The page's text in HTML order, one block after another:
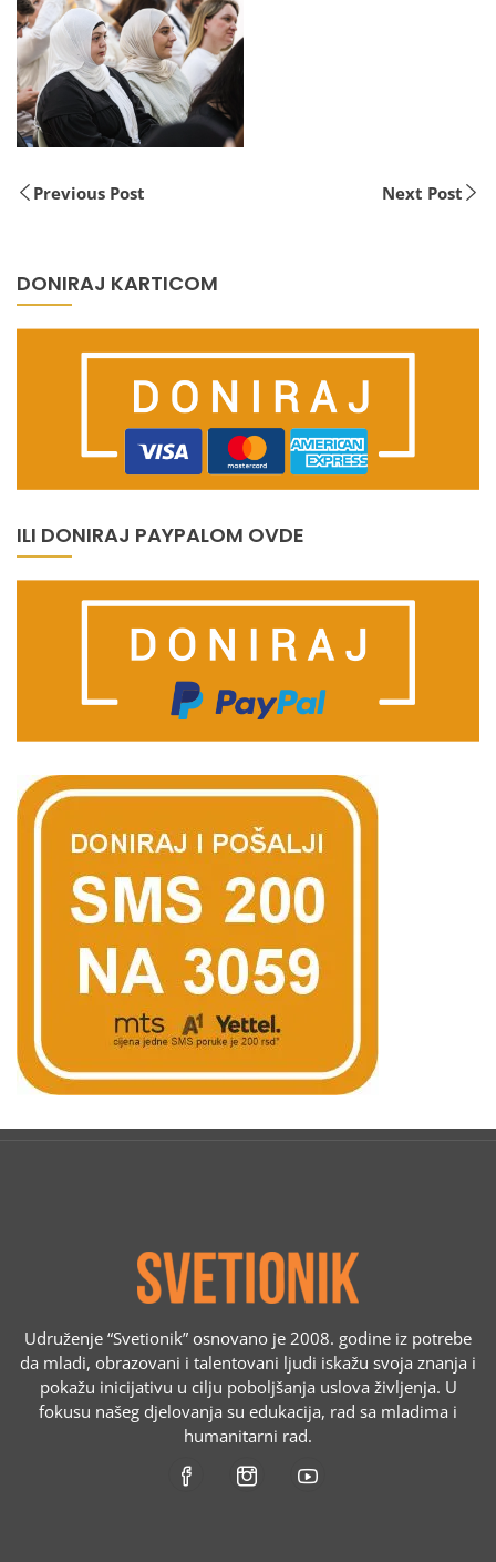
Previous Post Next Post
DONIRAJ KARTICOM
ILI DONIRAJ PAYPALOM OVDE
Udruženje “Svetionik” osnovano je 2008. godine iz potrebe
da mladi, obrazovani i talentovani ljudi iskažu svoja znanja i
pokažu inicijativu u cilju poboljšanja uslova življenja. U
fokusu našeg djelovanja su edukacija, rad sa mladima i
humanitarni rad.